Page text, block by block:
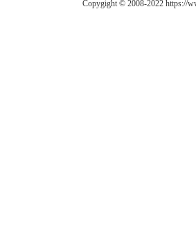
Copygight © 2008-2022 https://